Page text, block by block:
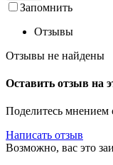
Запомнить
Отзывы
Отзывы не найдены
Оставить отзыв на
Поделитесь мнением
Написать отзыв
Возможно, вас это